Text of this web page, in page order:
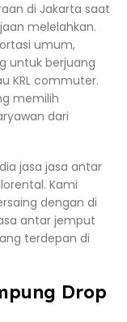
di Jakarta saat
melelahkan.
umum,
untuk berjuang
KRL commuter.
memilih
dari
jasa jasa antar
Kami
dengan di
antar jemput
terdepan di
Drop